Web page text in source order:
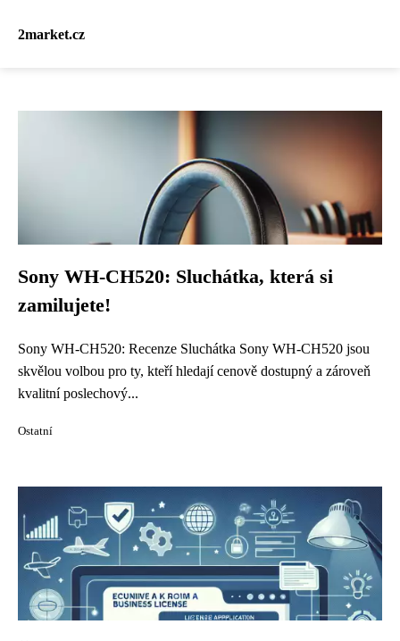
2market.cz
Sony WH-CH520: Sluchátka, která si
zamilujete!
Sony WH-CH520: Recenze Sluchátka Sony WH-CH520 jsou
skvělou volbou pro ty, kteří hledají cenově dostupný a zároveň
kvalitní poslechový...
Ostatní